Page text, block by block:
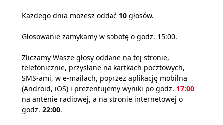
Każdego dnia możesz oddać 10 głosów.
Głosowanie zamykamy w sobotę o godz. 15:00.
Zliczamy Wasze głosy oddane na tej stronie,
telefonicznie, przysłane na kartkach pocztowych,
SMS-ami, w e-mailach, poprzez aplikację mobilną
(Android, iOS) i prezentujemy wyniki po godz. 17:00
na antenie radiowej, a na stronie internetowej o
godz. 22:00.